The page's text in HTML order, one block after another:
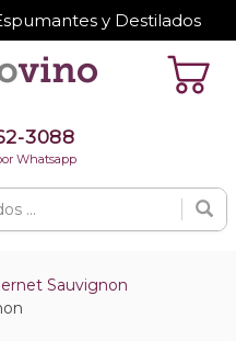
y Destilados
3088
Whatsapp
Sauvignon